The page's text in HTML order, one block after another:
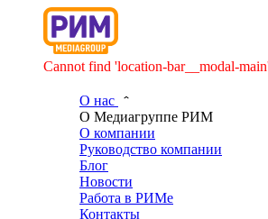
Cannot find 'location-bar__modal-
О нас
О Медиагруппе РИМ
О компании
Руководство компании
Блог
Новости
Работа в РИМе
Контакты